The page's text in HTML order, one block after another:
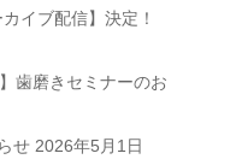
イブ配信】決定！
歯磨きセミナーのお
せ 2026年5月1日